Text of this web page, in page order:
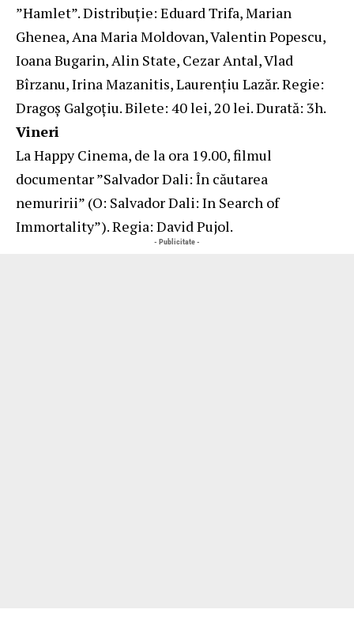
”Hamlet”. Distribuție: Eduard Trifa, Marian
Ghenea, Ana Maria Moldovan, Valentin Popescu,
Ioana Bugarin, Alin State, Cezar Antal, Vlad
Bîrzanu, Irina Mazanitis, Laurenţiu Lazăr. Regie:
Dragoş Galgoţiu. Bilete: 40 lei, 20 lei. Durată: 3h.
Vineri
La Happy Cinema, de la ora 19.00, filmul
documentar ”Salvador Dali: În căutarea
nemuririi” (O: Salvador Dali: In Search of
Immortality”). Regia: David Pujol.
- Publicitate -